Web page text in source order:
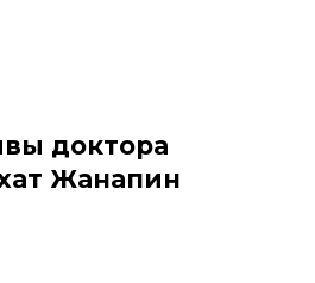
доктора
Жанапин